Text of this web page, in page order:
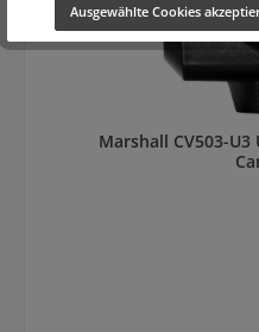
Marshall CV503-U3
Ausgewählte Cookies